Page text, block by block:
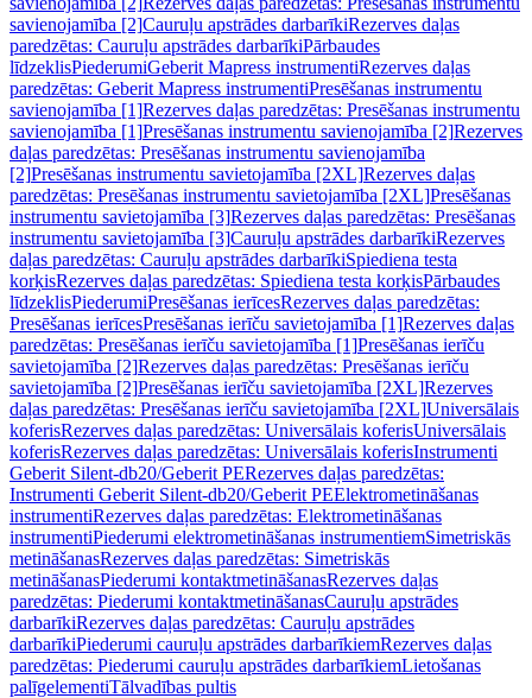
savienojamība [2]Cauruļu apstrādes darbarīkiRezerves daļas
paredzētas: Cauruļu apstrādes darbarīkiPārbaudes
līdzeklisPiederumiGeberit Mapress instrumentiRezerves daļas
paredzētas: Geberit Mapress instrumentiPresēšanas instrumentu
savienojamība [1]Rezerves daļas paredzētas: Presēšanas instrumentu
savienojamība [1]Presēšanas instrumentu savienojamība [2]Rezerves
daļas paredzētas: Presēšanas instrumentu savienojamība
[2]Presēšanas instrumentu savietojamība [2XL]Rezerves daļas
paredzētas: Presēšanas instrumentu savietojamība [2XL]Presēšanas
instrumentu savietojamība [3]Rezerves daļas paredzētas: Presēšanas
instrumentu savietojamība [3]Cauruļu apstrādes darbarīkiRezerves
daļas paredzētas: Cauruļu apstrādes darbarīkiSpiediena testa
korķisRezerves daļas paredzētas: Spiediena testa korķisPārbaudes
līdzeklisPiederumiPresēšanas ierīcesRezerves daļas paredzētas:
Presēšanas ierīcesPresēšanas ierīču savietojamība [1]Rezerves daļas
paredzētas: Presēšanas ierīču savietojamība [1]Presēšanas ierīču
savietojamība [2]Rezerves daļas paredzētas: Presēšanas ierīču
savietojamība [2]Presēšanas ierīču savietojamība [2XL]Rezerves
daļas paredzētas: Presēšanas ierīču savietojamība [2XL]Universālais
koferisRezerves daļas paredzētas: Universālais koferisUniversālais
koferisRezerves daļas paredzētas: Universālais koferisInstrumenti
Geberit Silent-db20/Geberit PERezerves daļas paredzētas:
Instrumenti Geberit Silent-db20/Geberit PEElektrometināšanas
instrumentiRezerves daļas paredzētas: Elektrometināšanas
instrumentiPiederumi elektrometināšanas instrumentiemSimetriskās
metināšanasRezerves daļas paredzētas: Simetriskās
metināšanasPiederumi kontaktmetināšanasRezerves daļas
paredzētas: Piederumi kontaktmetināšanasCauruļu apstrādes
darbarīkiRezerves daļas paredzētas: Cauruļu apstrādes
darbarīkiPiederumi cauruļu apstrādes darbarīkiemRezerves daļas
paredzētas: Piederumi cauruļu apstrādes darbarīkiemLietošanas
palīgelementiTālvadības pultis